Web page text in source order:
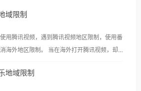
域限制
用腾讯视频，遇到腾讯视频地区限制，使用番
区限制。 当在海外打开腾讯视频，却突
湾、美国、加拿地域限制